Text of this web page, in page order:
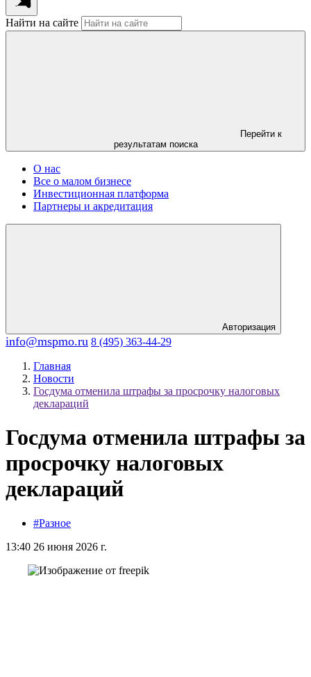
Найти на сайте
Перейти к
результатам поиска
О нас
Все о малом бизнесе
Инвестиционная платформа
Партнеры и акредитация
Авторизация
info@mspmo.ru 8 (495) 363-44-29
Главная
Новости
Госдума отменила штрафы за просрочку налоговых
деклараций
Госдума отменила штрафы за
просрочку налоговых
деклараций
#Разное
13:40 26 июня 2026 г.